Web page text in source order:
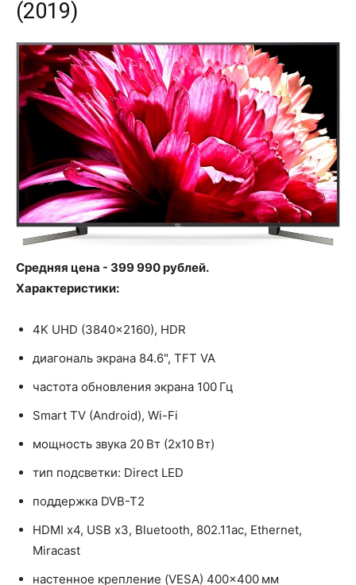
(2019)
Средняя цена - 399 990 рублей.
Характеристики:
4K UHD (3840x2160), HDR
диагональ экрана 84.6", TFT VA
частота обновления экрана 100 Гц
Smart TV (Android), Wi-Fi
мощность звука 20 Вт (2x10 Вт)
тип подсветки: Direct LED
поддержка DVB-T2
HDMI x4, USB x3, Bluetooth, 802.11ac, Ethernet,
Miracast
настенное крепление (VESA) 400×400 мм